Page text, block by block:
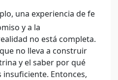
una experiencia de fe
y a la
no está completa.
no lleva a construir
y el saber por qué
Entonces,